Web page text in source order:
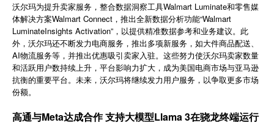
了解我们
简体中文
沃尔玛为提升卖家服务，整合数据洞察工具Walmart Luminate和零售媒
体解决方案Walmart Connect，推出全新数据分析功能“Walmart
LuminateInsights Activation”，以提供精准数据参考和业务建议。此
外，沃尔玛还不断发力电商服务，推出多项新服务，如大件商品配送、
AI物流服务等，并推出优惠吸引卖家入驻。这些努力使沃尔玛卖家数量
和活跃用户数持续上升，平台影响力扩大，成为美国电商市场与亚马逊
抗衡的重要平台。未来，沃尔玛将继续发力用户服务，以争取更多市场
份额。
高通与Meta达成合作 支持大模型Llama 3在骁龙终端运行